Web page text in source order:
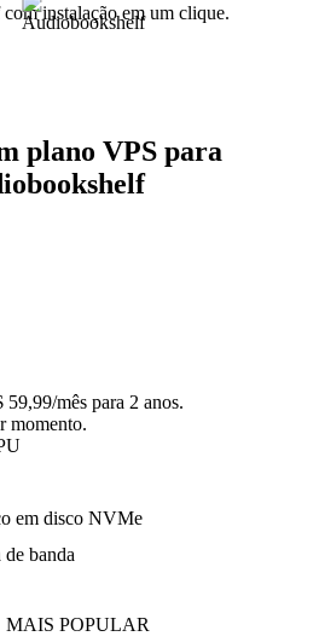
plano VPS para
mês para 2 anos.
momento.
em disco NVMe
banda
MAIS POPULAR